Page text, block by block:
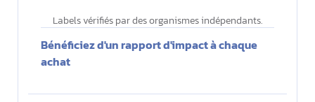
Labels vérifiés par des organismes indépendants.
Bénéficiez d'un rapport d'impact à chaque
achat